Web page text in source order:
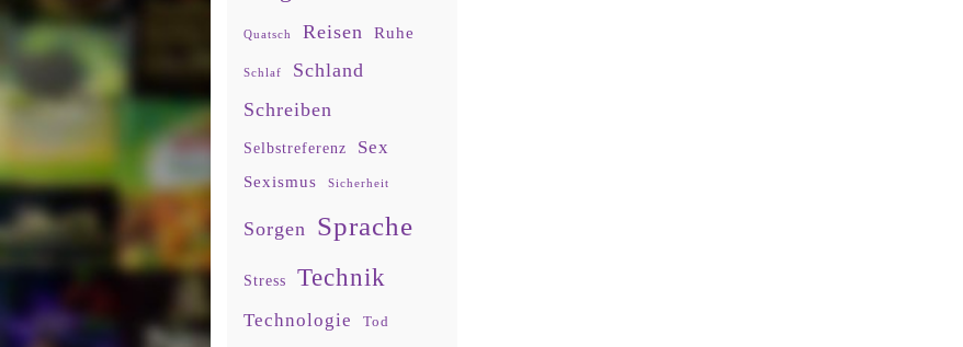
Quatsch Reisen Ruhe
Schlaf
Schland
Schreiben
Selbstreferenz Sex
Sexismus Sicherheit
Sorgen Sprache
Stress Technik
Technologie Tod